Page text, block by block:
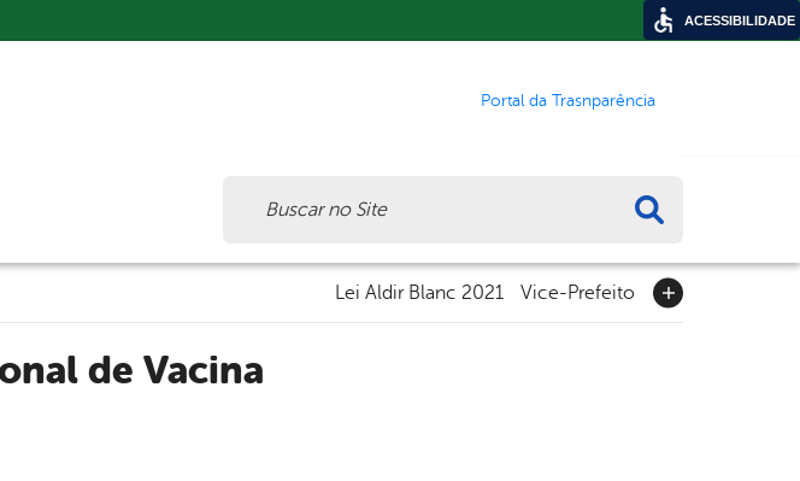
Portal da Trasnparência
Lei Aldir Blanc 2021 Vice-Prefeito
de Vacina
ACESSIBILIDADE